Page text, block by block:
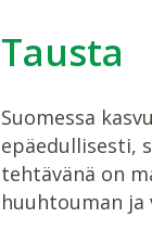
Tausta
Suomessa
epäedullisesti,
tehtävänä on
huuhtouman ja